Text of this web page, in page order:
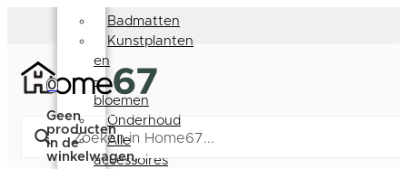
0
Geen
producten
in de
winkelwagen.
Badmatten
Kunstplanten
en
-
bloemen
Onderhoud
Alle
accessoires